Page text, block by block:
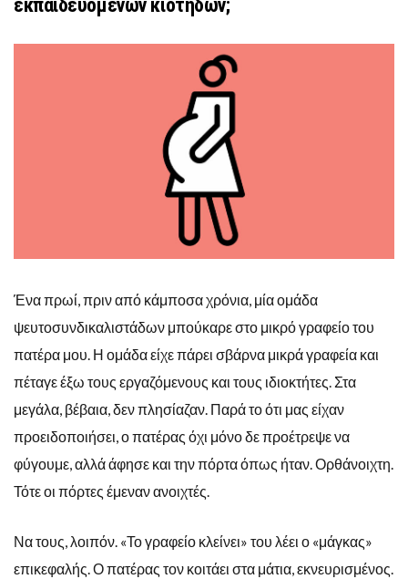
εκπαιδευόμενων κιοτήδων;
Ένα πρωί, πριν από κάμποσα χρόνια, μία ομάδα
ψευτοσυνδικαλιστάδων μπούκαρε στο μικρό γραφείο του
πατέρα μου. Η ομάδα είχε πάρει σβάρνα μικρά γραφεία και
πέταγε έξω τους εργαζόμενους και τους ιδιοκτήτες. Στα
μεγάλα, βέβαια, δεν πλησίαζαν. Παρά το ότι μας είχαν
προειδοποιήσει, ο πατέρας όχι μόνο δε προέτρεψε να
φύγουμε, αλλά άφησε και την πόρτα όπως ήταν. Ορθάνοιχτη.
Τότε οι πόρτες έμεναν ανοιχτές.
Να τους, λοιπόν. «Το γραφείο κλείνει» του λέει ο «μάγκας»
επικεφαλής. Ο πατέρας τον κοιτάει στα μάτια, εκνευρισμένος.